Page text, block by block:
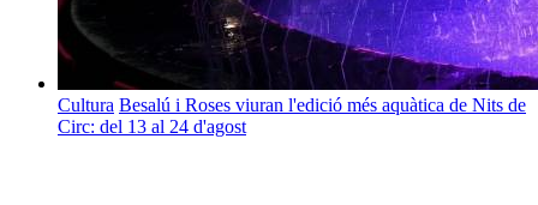
Cultura Besalú i Roses viuran l'edició més aquàtica de Nits de
Circ: del 13 al 24 d'agost